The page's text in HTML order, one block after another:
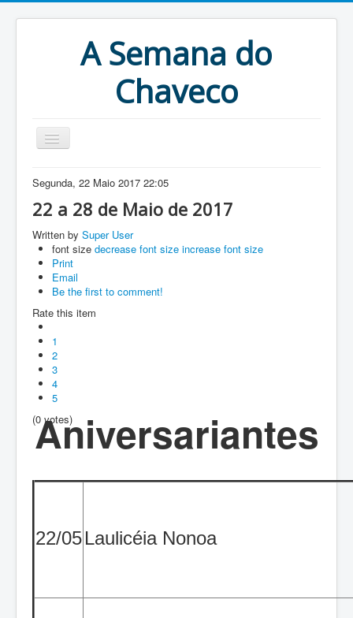
A Semana do
Chaveco
Home
Anteriores
Antigonas
Segunda, 22 Maio 2017 22:05
22 a 28 de Maio de 2017
Written by Super User
font size decrease font size increase font size
Print
Email
Be the first to comment!
Rate this item
1
2
3
4
5
(0 votes)
Aniversariantes
22/05Laulicéia Nonoa